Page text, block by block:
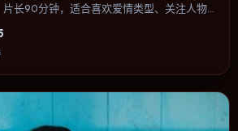
长90分钟，适合喜欢爱情类型、关注人物
作为休闲观影或类型片补片的选择。